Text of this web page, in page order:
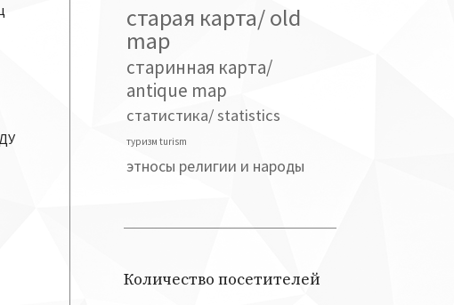
старая карта/ old
map
старинная карта/
antique map
статистика/ statistics
туризм turism
этносы религии и народы
Количество посетителей